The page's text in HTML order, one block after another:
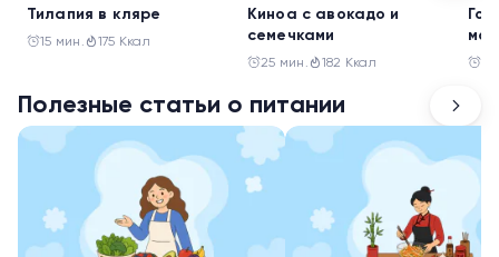
Ужин
Тилапия в кляре
15 мин. 175 Ккал
Ужин
Киноа с авокадо и
семечками
25 мин. 182 Ккал
Полезные статьи о питании